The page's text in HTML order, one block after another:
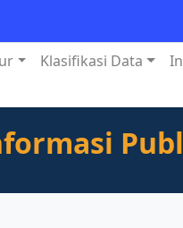
Klasifikasi Data